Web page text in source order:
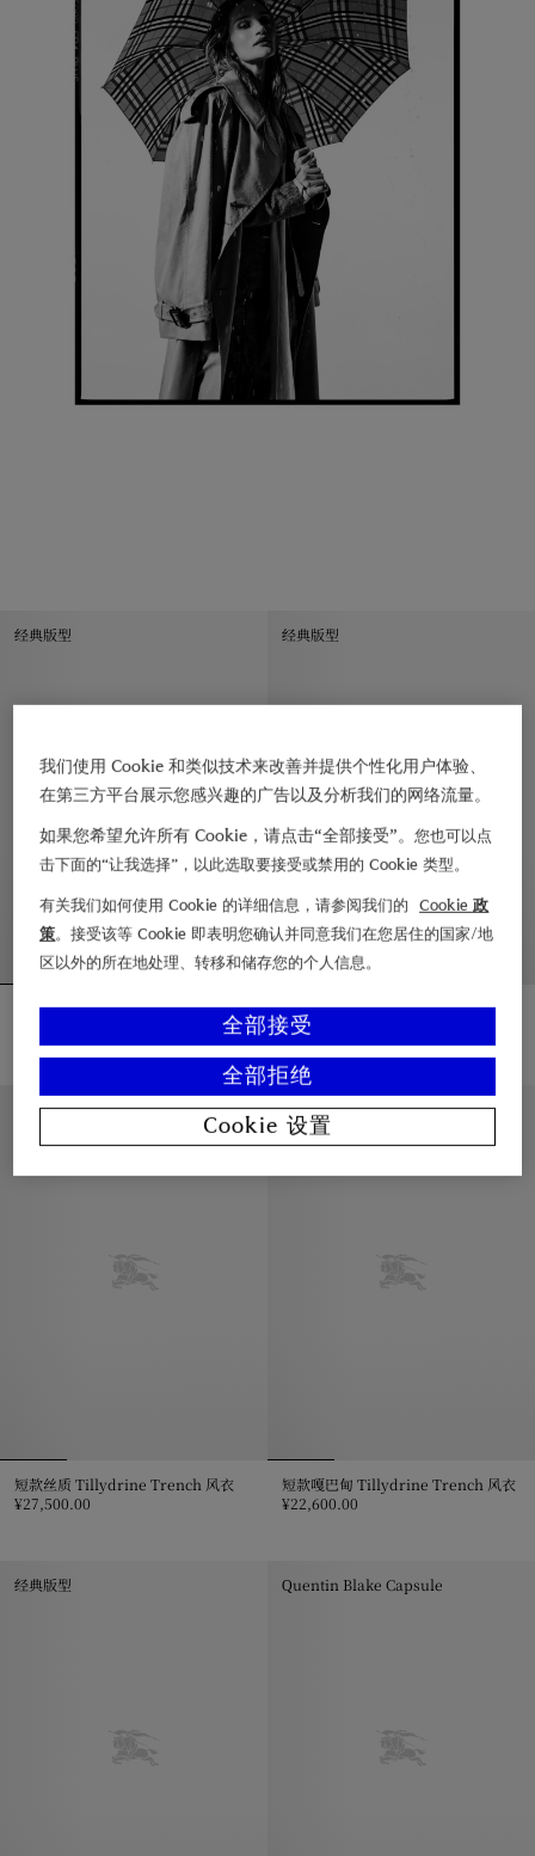
经典版型
短款轻盈棉质 Belgravia Trench 风衣
短款轻盈棉质 Belgravia Trench 风衣, ¥21,600.00
经典版型
¥22,600.00
短款嘎巴甸 Summerside
新品上架
短款丝质 Tillydrine Trench 风衣
¥27,500.00
修身剪裁
短款嘎巴甸 Tillydrine Trench 风衣
¥22,600.00
经典版型 Quentin Blake Capsule
我们使用 Cookie 和类似技术来改善并提供个性化用户体验、
在第三方平台展示您感兴趣的广告以及分析我们的网络流量。
如果您希望允许所有 Cookie，请点击“全部接受”。您也可以点
击下面的“让我选择”，以此选取要接受或禁用的 Cookie 类型。
有关我们如何使用 Cookie 的详细信息，请参阅我们的
Cookie 政
策。接受该等 Cookie 即表明您确认并同意我们在您居住的国家/地
区以外的所在地处理、转移和储存您的个人信息。
全部拒绝
全部接受
Cookie 设置